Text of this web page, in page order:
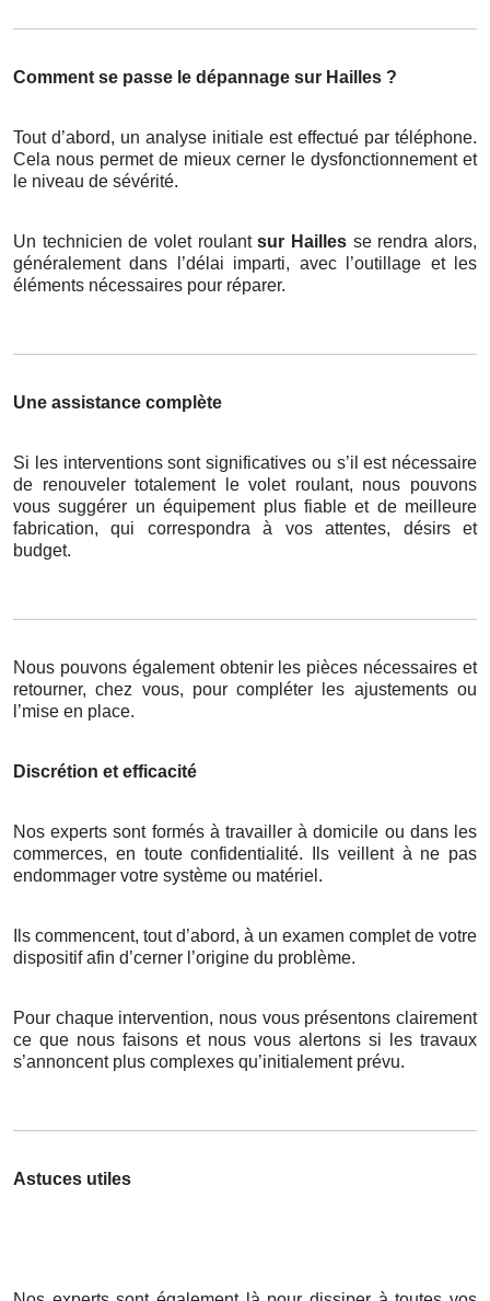
Comment se passe le dépannage sur Hailles ?
Tout d’abord, un analyse initiale est effectué par téléphone.
Cela nous permet de mieux cerner le dysfonctionnement et
le niveau de sévérité.
Un technicien de volet roulantsur Hailles se rendra alors,
généralement dans l’délai imparti, avec l’outillage et les
éléments nécessaires pour réparer.
Une assistance complète
Si les interventions sont significatives ou s’il est nécessaire
de renouveler totalement le volet roulant, nous pouvons
vous suggérer un équipement plus fiable et de meilleure
fabrication, qui correspondra à vos attentes, désirs et
budget.
Nous pouvons également obtenir les pièces nécessaires et
retourner, chez vous, pour compléter les ajustements ou
l’mise en place.
Discrétion et efficacité
Nos experts sont formés à travailler à domicile ou dans les
commerces, en toute confidentialité. Ils veillent à ne pas
endommager votre système ou matériel.
Ils commencent, tout d’abord, à un examen complet de votre
dispositif afin d’cerner l’origine du problème.
Pour chaque intervention, nous vous présentons clairement
ce que nous faisons et nous vous alertons si les travaux
s’annoncent plus complexes qu’initialement prévu.
Astuces utiles